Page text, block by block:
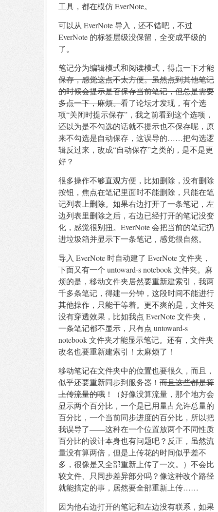
工具，都在模仿 EverNote。
可以从 EverNote 导入，还不错吧，不过
EverNote 的标签层级没保留，全变成平级的
了。
笔记分为编辑模式和阅读模式， 得点一下才能
保存，感觉这点不太方便。虽然点到其他笔记
的时候会提示是否保存当前笔记，但总是需要
多点一下，麻烦。看了论坛才发现，有个选
项“关闭时提示保存”，我之前看到这个选项，
还以为是不勾选的话就不提示也不保存呢，原
来不勾选是自动保存，这误导的……把勾选逻
辑反过来，改成“自动保存”之类的，是不是更
好？
很多操作不够直观方便，比如删除，没有删除
按钮，焦点在笔记里面时不能删除，只能在笔
记列表上删除。如果右边打开了一条笔记，左
边列表里删除之后，右边已经打开的笔记没变
化，感觉很别扭。EverNote 会把当前的笔记扔
进垃圾箱并显示下一条笔记，感觉很自然。
导入 EverNote 时自动建了 EverNote 文件夹，
下面又有一个 untoward-s notebook 文件夹。麻
烦的是，移动文件夹居然要重新建索引，我两
千多条笔记，得建一分钟，这段时间不能进行
其他操作，只能干等着。更不爽的是，文件夹
没有穿透效果，比如我点 EverNote 文件夹，
一条笔记都不显示，只有点 untoward-s
notebook 文件夹才能显示笔记。还有，文件夹
改名也要重新建索引！太麻烦了！
移动笔记在文件夹中的位置也要很久，而且，
似乎还要重新同步到服务器！ 而且这些都是算
上传流量的哦 ！（好像没算流量，那个地方会
显示两个百分比，一个是已用量占允许总量的
百分比，一个当前同步进度的百分比，所以把
我误导了——这种在一个位置放两个不同性质
百分比的设计本身也有问题吧？反正，虽然流
量没有算两倍，但是上传花的时间似乎差不
多，很像是又全部重新上传了一次。）不会比
较文件、只同步差异部分吗？像这种改个路径
就能搞定的事，居然要全部重新上传……
因为他右边打开的笔记和左边没有联系，如果